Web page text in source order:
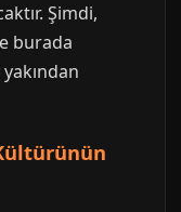
Şimdi,
burada